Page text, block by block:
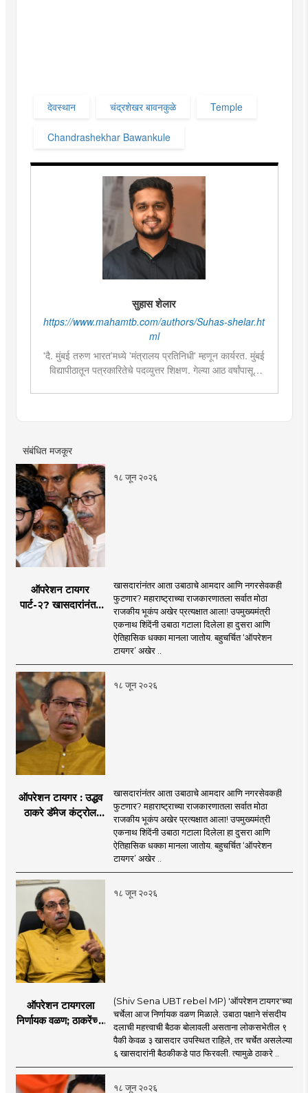
देवस्थान चंद्रशेखर बावनकुळे Temple
Chandrashekhar Bawankule
सुहास शेलार
https://www.mahamtb.com/authors/Suhas-shelar.ht
ml
'दै. मुंबई तरुण भारत'मध्ये 'मंत्रालय प्रतिनिधी' म्हणून कार्यरत. मुंबई
विद्यापीठातून पत्रकारितेचे पदव्युत्तर शिक्षण. गेल्या आठ वर्षांपासून
त्यासंबंधीच्या वृत्तांकनामध्ये विशेष रस. २०१४, २०१९ आणि २०२४
संबंधित मजकूर
१८ जून २०२६
ऑपरेशन टायगर
पार्ट-२? खासदारांनंतर
खासदारांनंतर आता उबाठाचे आमदार आणि नगरसेवकही
फुटणार? महाराष्ट्राच्या राजकारणातला सर्वात मोठा
राजकीय भूकंप अखेर प्रत्यक्षात आला! उपमुख्यमंत्री
एकनाथ शिंदेंनी उबाठा गटाला दिलेला हा दुसरा आणि
ऐतिहासिक धक्का मानला जातोय. बहुचर्चित ‘ऑपरेशन
टायगर’ अखेर ..
१८ जून २०२६
ऑपरेशन टायगर : उद्धव
ठाकरे डॅमेज कंट्रोल
शिंदेंकडे जाण्याच्या चर्चा
सुरू
खासदारांनंतर आता उबाठाचे आमदार आणि नगरसेवकही
फुटणार? महाराष्ट्राच्या राजकारणातला सर्वात मोठा
राजकीय भूकंप अखेर प्रत्यक्षात आला! उपमुख्यमंत्री
एकनाथ शिंदेंनी उबाठा गटाला दिलेला हा दुसरा आणि
ऐतिहासिक धक्का मानला जातोय. बहुचर्चित ‘ऑपरेशन
टायगर’ अखेर ..
१८ जून २०२६
ऑपरेशन टायगरला
निर्णायक वळण; ठाकरेंच्या
विलीन होण्याचा प्रस्ताव?
(Shiv Sena UBT rebel MP) 'ऑपरेशन टायगर'च्या
चर्चेला आज निर्णायक वळण मिळाले. उबाठा पक्षाने संसदीय
दलाची महत्त्वाची बैठक बोलावली असताना लोकसभेतील ९
पैकी केवळ ३ खासदार उपस्थित राहिले, तर चर्चेत असलेल्या
६ खासदारांनी बैठकीकडे पाठ फिरवली. त्यामुळे ठाकरे ..
१८ जून २०२६